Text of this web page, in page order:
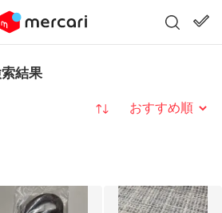
結果
並び替え